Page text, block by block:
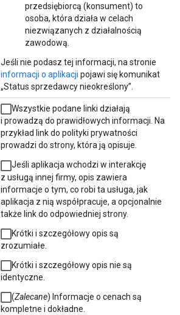
przedsiębiorcą (konsument) to
osoba, która działa w celach
niezwiązanych z działalnością
zawodową.
Jeśli nie podasz tej informacji, na stronie
informacji o aplikacji pojawi się komunikat
„Status sprzedawcy nieokreślony”.
Wszystkie podane linki działają
i prowadzą do prawidłowych informacji. Na
przykład link do polityki prywatności
prowadzi do strony, która ją opisuje.
Jeśli aplikacja wchodzi w interakcję
z usługą innej firmy, opis zawiera
informacje o tym, co robi ta usługa, jak
aplikacja z nią współpracuje, a opcjonalnie
także link do odpowiedniej strony.
Krótki i szczegółowy opis są
zrozumiałe.
Krótki i szczegółowy opis nie są
identyczne.
(Zalecane) Informacje o cenach są
kompletne i dokładne.